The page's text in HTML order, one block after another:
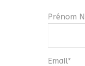
Prénom
Email*